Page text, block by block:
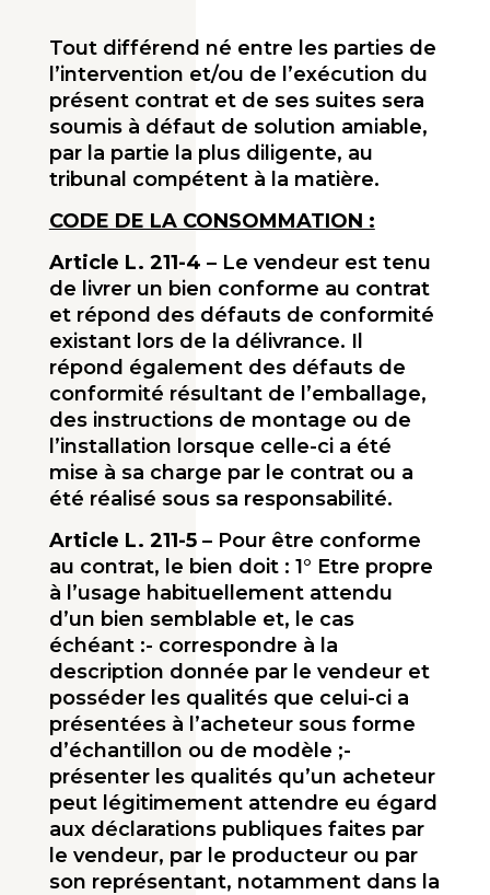
Tout différend né entre les parties de
l’intervention et/ou de l’exécution du
présent contrat et de ses suites sera
soumis à défaut de solution amiable,
par la partie la plus diligente, au
tribunal compétent à la matière.
CODE DE LA CONSOMMATION :
Article L. 211-4 – Le vendeur est tenu
de livrer un bien conforme au contrat
et répond des défauts de confor­mité
existant lors de la délivrance. Il
répond également des défauts de
conformité résultant de l’emballage,
des instructions de montage ou de
l’installation lorsque celle-ci a été
mise à sa charge par le contrat ou a
été réalisé sous sa responsabilité.
Article L. 211-5 – Pour être conforme
au contrat, le bien doit : 1° Etre propre
à l’usage habituellement attendu
d’un bien semblable et, le cas
échéant :- correspondre à la
description donnée par le vendeur et
posséder les qualités que celui-ci a
présentées à l’acheteur sous forme
d’échantillon ou de modèle ;-
présenter les qualités qu’un acheteur
peut légitimement attendre eu égard
aux déclarations publiques faites par
le vendeur, par le producteur ou par
son représentant, notamment dans la